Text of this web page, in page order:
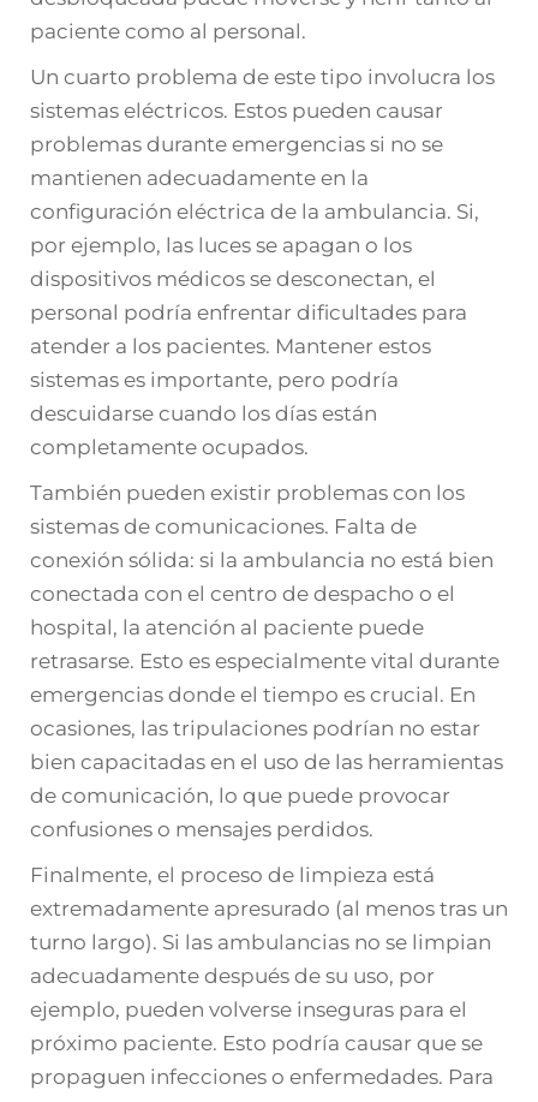
paciente como al personal.
Un cuarto problema de este tipo involucra los
sistemas eléctricos. Estos pueden causar
problemas durante emergencias si no se
mantienen adecuadamente en la
configuración eléctrica de la ambulancia. Si,
por ejemplo, las luces se apagan o los
dispositivos médicos se desconectan, el
personal podría enfrentar dificultades para
atender a los pacientes. Mantener estos
sistemas es importante, pero podría
descuidarse cuando los días están
completamente ocupados.
También pueden existir problemas con los
sistemas de comunicaciones. Falta de
conexión sólida: si la ambulancia no está bien
conectada con el centro de despacho o el
hospital, la atención al paciente puede
retrasarse. Esto es especialmente vital durante
emergencias donde el tiempo es crucial. En
ocasiones, las tripulaciones podrían no estar
bien capacitadas en el uso de las herramientas
de comunicación, lo que puede provocar
confusiones o mensajes perdidos.
Finalmente, el proceso de limpieza está
extremadamente apresurado (al menos tras un
turno largo). Si las ambulancias no se limpian
adecuadamente después de su uso, por
ejemplo, pueden volverse inseguras para el
próximo paciente. Esto podría causar que se
propaguen infecciones o enfermedades. Para